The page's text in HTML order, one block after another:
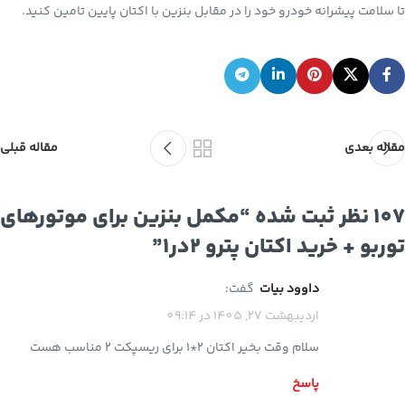
تا سلامت پیشرانه خودرو خود را در مقابل بنزین با اکتان پایین تامین کنید.
مقاله بعدی مقاله قبلی
107 نظر ثبت شده “
مکمل بنزین برای موتورهای
توربو + خرید اکتان پترو 2در1
”
داوود بیات گفت:
اردیبهشت 27, 1405 در 09:14
سلام وقت بخیر اکتان 2*1 برای ریسپکت 2 مناسب هست
پاسخ